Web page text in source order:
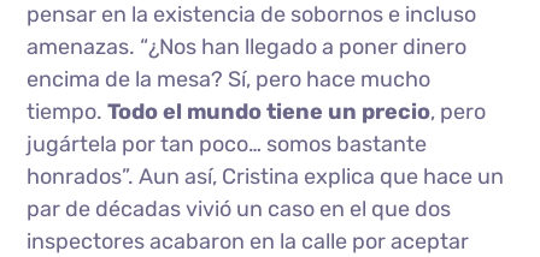
pensar en la existencia de sobornos e incluso
amenazas. “¿Nos han llegado a poner dinero
encima de la mesa? Sí, pero hace mucho
tiempo.Todo el mundo tiene un precio, pero
jugártela por tan poco… somos bastante
honrados”. Aun así, Cristina explica que hace un
par de décadas vivió un caso en el que dos
inspectores acabaron en la calle por aceptar